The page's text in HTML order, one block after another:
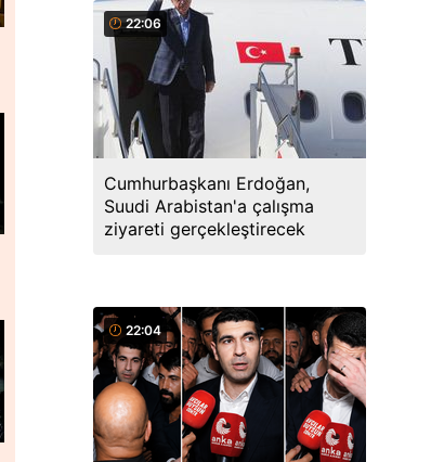
22:06
Cumhurbaşkanı Erdoğan,
Suudi Arabistan'a çalışma
ziyareti gerçekleştirecek
22:04